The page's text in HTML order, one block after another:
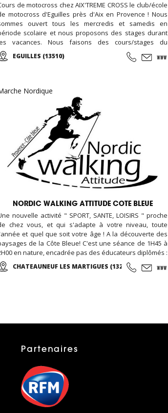
de motocross chez AIX'TREME CROSS le club/école
motocross d'Eguilles près d'Aix en Provence ! Nous
ouvert tous les mercredis et samedis en
scolaire et nous proposons des stages durant
vacances. Nous faisons des cours/stages du
débutant au confirmé. Nous accueillons aussi bien des
des adultes et des groupes. Contactez-nous !
EGUILLES (13510)
Nordique
NORDIC WALKING ATTITUDE COTE BLEUE
nouvelle activité " SPORT, SANTE, LOISIRS " proche
chez vous, et qui s'adapte à votre niveau, toute
et quel que soit votre âge ! A la découverte des
de la Côte Bleue! C'est une séance de 1H45 à
en nature, encadrée pas des éducateurs diplômés :
On commence par un échauffement musculaire et
puis place à la marche et sa technique en
CHATEAUNEUF LES MARTIGUES (13220)
Partenaires